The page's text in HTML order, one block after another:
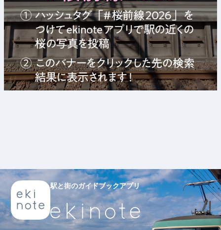
駅と街のガイドブックアプリ